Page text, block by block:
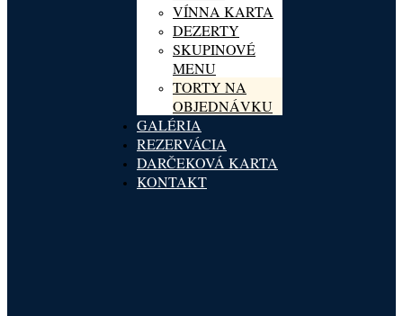
VÍNNA KARTA
DEZERTY
SKUPINOVÉ
MENU
TORTY NA
OBJEDNÁVKU
GALÉRIA
REZERVÁCIA
DARČEKOVÁ KARTA
KONTAKT